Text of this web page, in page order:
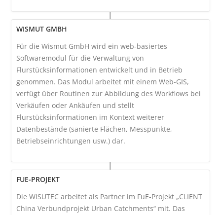
WISMUT GMBH
Für die Wismut GmbH wird ein web-basiertes
Softwaremodul für die Verwaltung von
Flurstücksinformationen entwickelt und in Betrieb
genommen. Das Modul arbeitet mit einem Web-GIS,
verfügt über Routinen zur Abbildung des Workflows bei
Verkäufen oder Ankäufen und stellt
Flurstücksinformationen im Kontext weiterer
Datenbestände (sanierte Flächen, Messpunkte,
Betriebseinrichtungen usw.) dar.
FUE-PROJEKT
Die WISUTEC arbeitet als Partner im FuE-Projekt „CLIENT
China Verbundprojekt Urban Catchments“ mit. Das